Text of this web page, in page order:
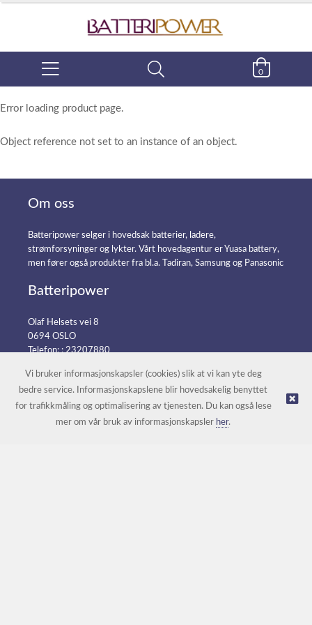
0
Error loading product page.
Object reference not set to an instance of an object.
Om oss
Batteripower selger i hovedsak batterier, ladere,
strømforsyninger og lykter. Vårt hovedagentur er Yuasa battery,
men fører også produkter fra bl.a. Tadiran, Samsung og Panasonic
Batteripower
Olaf Helsets vei 8
0694 OSLO
Telefon: :23207880
© Batteripower |Nettbutikk levert av Kréatif
Vi bruker informasjonskapsler (cookies) slik at vi kan yte deg
bedre service. Informasjonskapslene blir hovedsakelig benyttet
for trafikkmåling og optimalisering av tjenesten. Du kan også lese
mer om vår bruk av informasjonskapsler her.